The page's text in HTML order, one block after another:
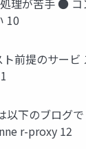
理が苦手 ●
10
前提のサー
以下のブログ
r-proxy 12